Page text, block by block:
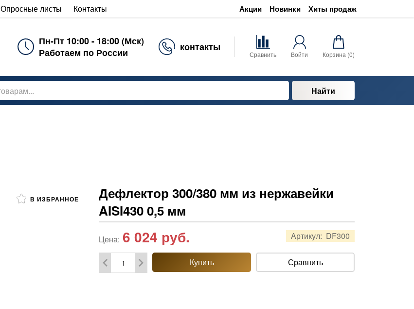
Опросные листы Контакты Акции Новинки Хиты продаж
Пн-Пт 10:00 - 18:00 (Мск)
Работаем по России
контакты
Сравнить Войти Корзина (0)
Найти
В ИЗБРАННОЕ
Дефлектор 300/380 мм из нержавейки
AISI430 0,5 мм
Артикул: DF300
Цена: 6 024 руб.
Купить Сравнить